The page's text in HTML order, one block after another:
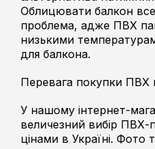
Облицювати балкон
проблема, адже ПВХ
низькими
для балкона.
Перевага покупки ПВХ
У нашому інтернет-
величезний вибір ПВХ-
цінами в Україні. Фото